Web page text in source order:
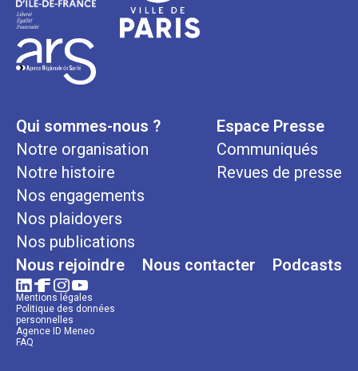
Qui sommes-nous ?
Notre organisation
Notre histoire
Nos engagements
Nos plaidoyers
Nos publications
Espace Presse
Communiqués
Revues de presse
Nous rejoindre Nous contacter Podcasts
Mentions légales
Politique des données
personnelles
Agence ID Meneo
FAQ